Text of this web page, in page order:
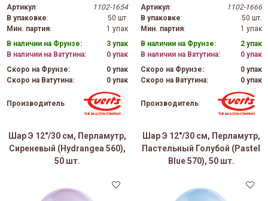
Артикул:
1102-1654
В упаковке:
50 шт.
Мин. партия:
1 упак
В наличии на Фрунзе:
3 упак
В наличии на Ватутина:
0 упак
Скоро на Фрунзе:
0 упак
Скоро на Ватутина:
0 упак
Производитель:
Артикул:
1102-1666
В упаковке:
50 шт.
Мин. партия:
1 упак
В наличии на Фрунзе:
2 упак
В наличии на Ватутина:
0 упак
Скоро на Фрунзе:
0 упак
Скоро на Ватутина:
0 упак
Производитель:
Шар Э 12"/30 см, Перламутр,
Сиреневый (Hydrangea 560),
50 шт.
Шар Э 12"/30 см, Перламутр,
Пастельный Голубой (Pastel
Blue 570), 50 шт.